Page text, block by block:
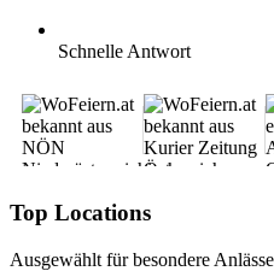
Schnelle Antwort
Top Locations
Ausgewählt für besondere Anlässe